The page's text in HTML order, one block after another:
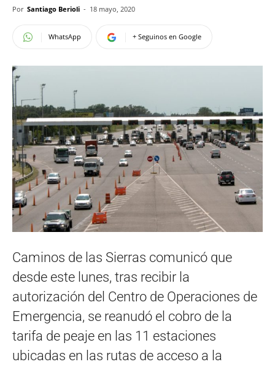
Por Santiago Berioli - 18 mayo, 2020
WhatsApp + Seguinos en Google
Caminos de las Sierras comunicó que
desde este lunes, tras recibir la
autorización del Centro de Operaciones de
Emergencia, se reanudó el cobro de la
tarifa de peaje en las 11 estaciones
ubicadas en las rutas de acceso a la